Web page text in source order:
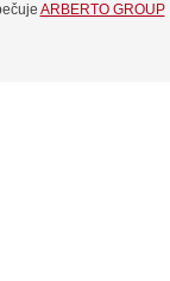
ARBERTO GROUP